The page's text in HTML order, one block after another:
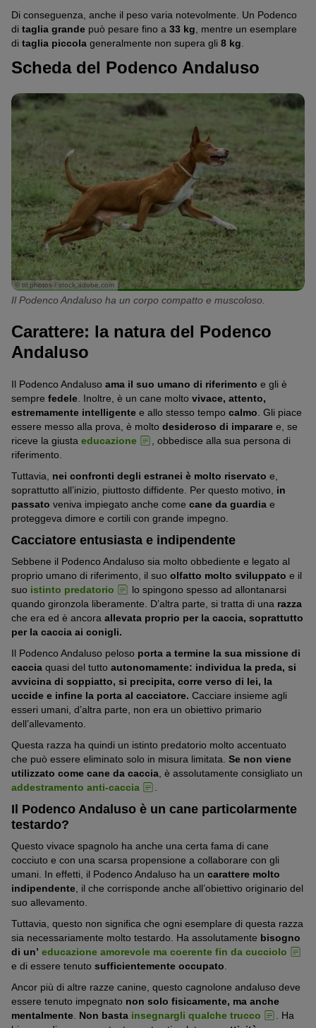
Di conseguenza, anche il peso varia notevolmente. Un Podenco
di taglia grande può pesare fino a 33 kg , mentre un esemplare
di taglia piccola generalmente non supera gli 8 kg
Scheda del Podenco Andaluso
© ttl.photos / stock.adobe.com
Il Podenco Andaluso ha un corpo compatto e muscoloso.
Carattere: la natura del Podenco
Andaluso
Il Podenco Andaluso ama il suo umano di riferimento e gli è
sempre fedele. Inoltre, è un cane molto vivace, attento,
estremamente intelligente e allo stesso tempo calmo. Gli piace
essere messo alla prova, è molto desideroso di imparare e, se
riceve la giusta educazione
, obbedisce alla sua persona di
riferimento.
Tuttavia, nei confronti degli estranei è molto riservato e,
soprattutto all’inizio, piuttosto diffidente. Per questo motivo, in
passato veniva impiegato anche come cane da guardia e
proteggeva dimore e cortili con grande impegno.
Cacciatore entusiasta e indipendente
Sebbene il Podenco Andaluso sia molto obbediente e legato al
proprio umano di riferimento, il suo olfatto molto sviluppato e il
suo istinto predatorio
lo spingono spesso ad allontanarsi
quando gironzola liberamente. D’altra parte, si tratta di una razza
che era ed è ancora allevata proprio per la caccia, soprattutto
per la caccia ai conigli.
Il Podenco Andaluso peloso porta a termine la sua missione di
caccia quasi del tutto autonomamente: individua la preda, si
avvicina di soppiatto, si precipita, corre verso di lei, la
uccide e infine la porta al cacciatore. Cacciare insieme agli
esseri umani, d’altra parte, non era un obiettivo primario
dell’allevamento.
Questa razza ha quindi un istinto predatorio molto accentuato
che può essere eliminato solo in misura limitata. Se non viene
utilizzato come cane da caccia, è assolutamente consigliato un
addestramento anti-caccia
.
Il Podenco Andaluso è un cane particolarmente
testardo?
Questo vivace spagnolo ha anche una certa fama di cane
cocciuto e con una scarsa propensione a collaborare con gli
umani. In effetti, il Podenco Andaluso ha un carattere molto
indipendente, il che corrisponde anche all’obiettivo originario del
suo allevamento.
Tuttavia, questo non significa che ogni esemplare di questa razza
sia necessariamente molto testardo. Ha assolutamente bisogno
di un’ educazione amorevole ma coerente fin da cucciolo
e di essere tenuto sufficientemente occupato.
Ancor più di altre razze canine, questo cagnolone andaluso deve
essere tenuto impegnato non solo fisicamente, ma anche
mentalmente. Non basta insegnargli qualche trucco
. Ha